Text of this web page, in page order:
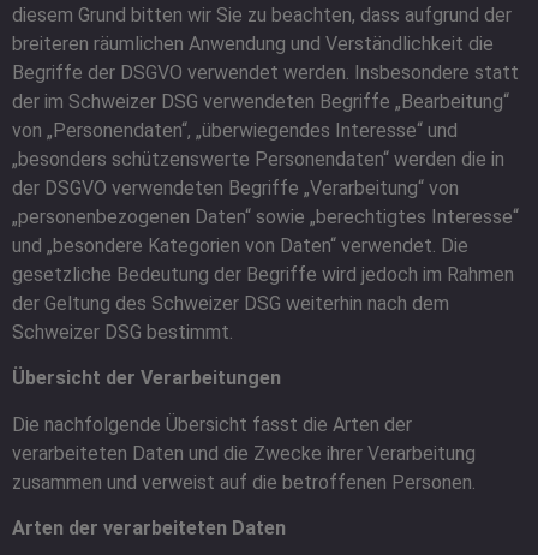
diesem Grund bitten wir Sie zu beachten, dass aufgrund der
breiteren räumlichen Anwendung und Verständlichkeit die
Begriffe der DSGVO verwendet werden. Insbesondere statt
der im Schweizer DSG verwendeten Begriffe „Bearbeitung“
von „Personendaten“, „überwiegendes Interesse“ und
„besonders schützenswerte Personendaten“ werden die in
der DSGVO verwendeten Begriffe „Verarbeitung“ von
„personenbezogenen Daten“ sowie „berechtigtes Interesse“
und „besondere Kategorien von Daten“ verwendet. Die
gesetzliche Bedeutung der Begriffe wird jedoch im Rahmen
der Geltung des Schweizer DSG weiterhin nach dem
Schweizer DSG bestimmt.
Übersicht der Verarbeitungen
Die nachfolgende Übersicht fasst die Arten der
verarbeiteten Daten und die Zwecke ihrer Verarbeitung
zusammen und verweist auf die betroffenen Personen.
Arten der verarbeiteten Daten